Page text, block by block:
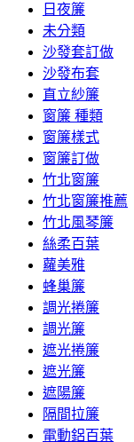
日夜簾
未分類
沙發套訂做
沙發布套
直立紗簾
窗簾 種類
窗簾樣式
窗簾訂做
竹北窗簾
竹北窗簾推薦
竹北風琴簾
絲柔百葉
蘿美雅
蜂巢簾
調光捲簾
調光簾
遮光捲簾
遮光簾
遮陽簾
隔間拉簾
電動鋁百葉